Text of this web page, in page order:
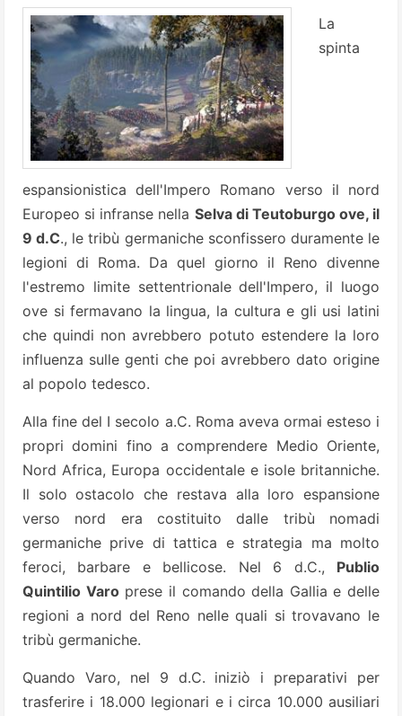
La
spinta
espansionistica dell'Impero Romano verso il nord
Europeo si infranse nella Selva di Teutoburgo ove, il
9 d.C., le tribù germaniche sconfissero duramente le
legioni di Roma. Da quel giorno il Reno divenne
l'estremo limite settentrionale dell'Impero, il luogo
ove si fermavano la lingua, la cultura e gli usi latini
che quindi non avrebbero potuto estendere la loro
influenza sulle genti che poi avrebbero dato origine
al popolo tedesco.
Alla fine del I secolo a.C. Roma aveva ormai esteso i
propri domini fino a comprendere Medio Oriente,
Nord Africa, Europa occidentale e isole britanniche.
Il solo ostacolo che restava alla loro espansione
verso nord era costituito dalle tribù nomadi
germaniche prive di tattica e strategia ma molto
feroci, barbare e bellicose. Nel 6 d.C., Publio
Quintilio Varoprese il comando della Gallia e delle
regioni a nord del Reno nelle quali si trovavano le
tribù germaniche.
Quando Varo, nel 9 d.C. iniziò i preparativi per
trasferire i 18.000 legionari e i circa 10.000 ausiliari